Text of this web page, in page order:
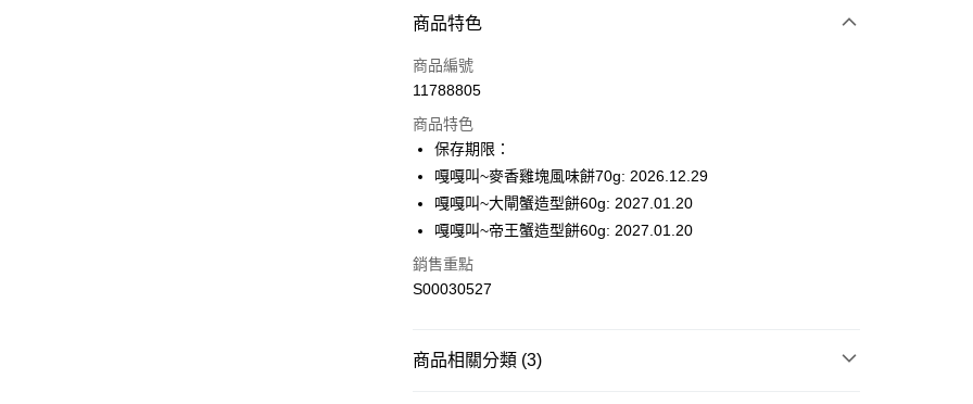
付款方式
信用卡一次付款
LINE Pay
Apple Pay
街口支付
全盈+PAY
運送方式
商品特色
商品編號
11788805
商品特色
保存期限：
嘎嘎叫~麥香雞塊風味餅70g: 2026.12.29
嘎嘎叫~大閘蟹造型餅60g: 2027.01.20
嘎嘎叫~帝王蟹造型餅60g: 2027.01.20
銷售重點
S00030527
商品相關分類 (3)